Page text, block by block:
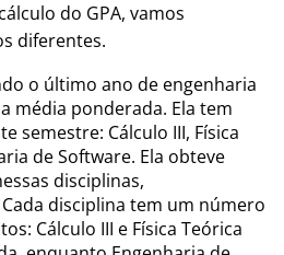
do GPA, vamos
diferentes.
o último ano de engenharia
média ponderada. Ela tem
semestre: Cálculo III, Física
de Software. Ela obteve
disciplinas,
disciplina tem um número
Cálculo III e Física Teórica